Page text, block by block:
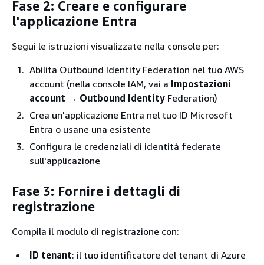
Fase 2: Creare e configurare
l'applicazione Entra
Segui le istruzioni visualizzate nella console per:
Abilita Outbound Identity Federation nel tuo AWS
account (nella console IAM, vai a Impostazioni
account → Outbound Identity Federation)
Crea un'applicazione Entra nel tuo ID Microsoft
Entra o usane una esistente
Configura le credenziali di identità federate
sull'applicazione
Fase 3: Fornire i dettagli di
registrazione
Compila il modulo di registrazione con:
ID tenant: il tuo identificatore del tenant di Azure